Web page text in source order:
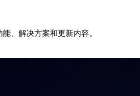
、解决方案和更新内容。